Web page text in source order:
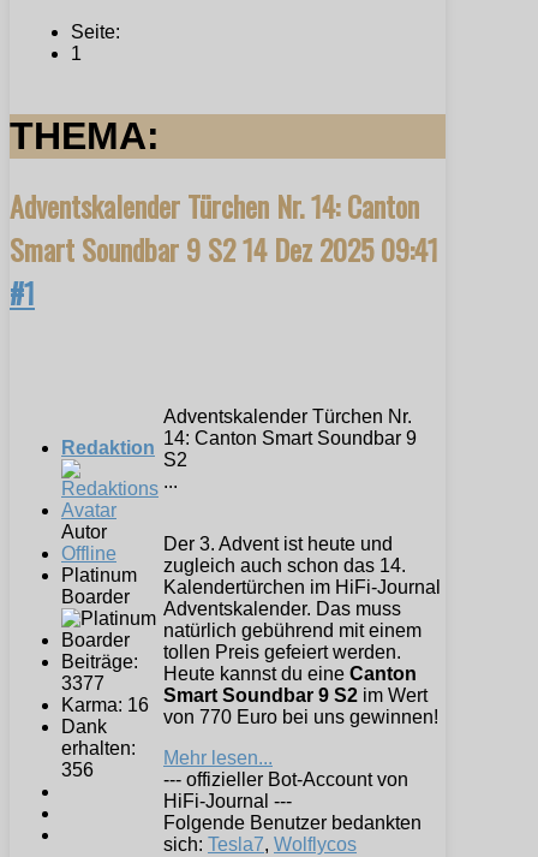
Seite:
1
THEMA:
Adventskalender Türchen Nr. 14: Canton
Smart Soundbar 9 S214 Dez 2025 09:41
#1
Redaktion
Autor
Offline
Platinum
Boarder
Beiträge:
3377
Karma: 16
Dank
erhalten:
356
Adventskalender Türchen Nr.
14: Canton Smart Soundbar 9
S2
...
Der 3. Advent ist heute und
zugleich auch schon das 14.
Kalendertürchen im HiFi-Journal
Adventskalender. Das muss
natürlich gebührend mit einem
tollen Preis gefeiert werden.
Heute kannst du eine Canton
Smart Soundbar 9 S2 im Wert
von 770 Euro bei uns gewinnen!
Mehr lesen...
--- offizieller Bot-Account von
HiFi-Journal ---
Folgende Benutzer bedankten
sich: Tesla7, Wolflycos